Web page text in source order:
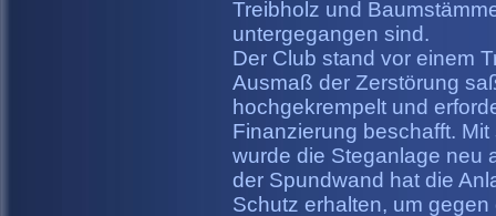
Treibholz und
untergegangen sind.
Der Club stand vor einem
Ausmaß der Zerstörung
hochgekrempelt und
Finanzierung beschafft.
wurde die Steganlage neu
der Spundwand hat die
Schutz erhalten, um